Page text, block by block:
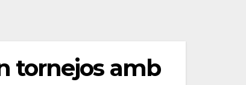
tornejos amb